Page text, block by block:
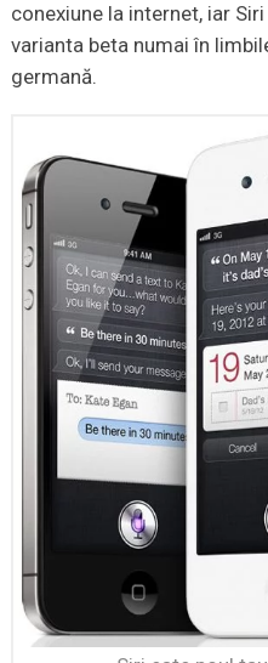
conexiune la internet, iar
varianta beta numai în
germană.